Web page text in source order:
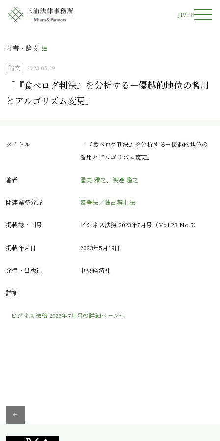
JP EN
著書・論文
論文 2023.05.19
「『食べログ判決』を分析する－優越的地位の濫用
とアルゴリズム変更」
タイトル
「『食べログ判決』を分析する－優越的地位の
濫用とアルゴリズム変更」
著者 渥美 雅之、 渡邊 隆之
関連業務分野 競争法／独占禁止法
掲載誌・刊号 ビジネス法務 2023年7月号（Vol.23 No.7）
掲載年月日 2023年5月19日
発行・出版社 中央経済社
詳細
ビジネス法務 2023年7月号の詳細ページへ